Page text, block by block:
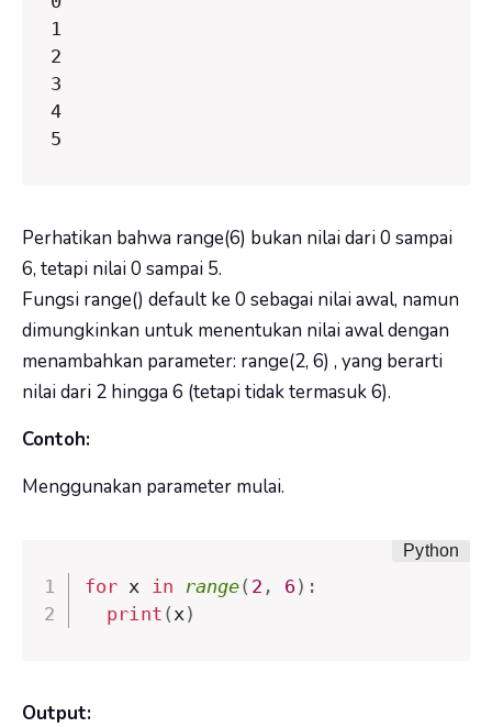
1
2
3
4
5
Perhatikan bahwa range(6) bukan nilai dari 0 sampai
6, tetapi nilai 0 sampai 5.
Fungsi range() default ke 0 sebagai nilai awal, namun
dimungkinkan untuk menentukan nilai awal dengan
menambahkan parameter: range(2, 6) , yang berarti
nilai dari 2 hingga 6 (tetapi tidak termasuk 6).
Contoh:
Menggunakan parameter mulai.
for x in range( 2 , 6) :
print ( x )
Output: